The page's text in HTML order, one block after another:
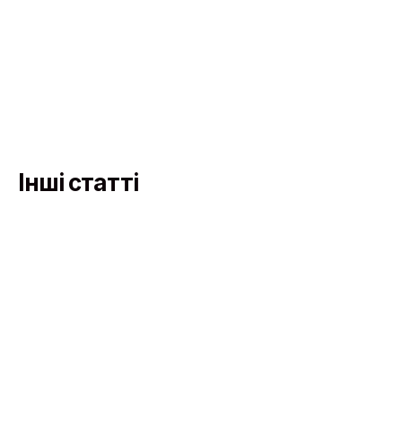
Інші статті